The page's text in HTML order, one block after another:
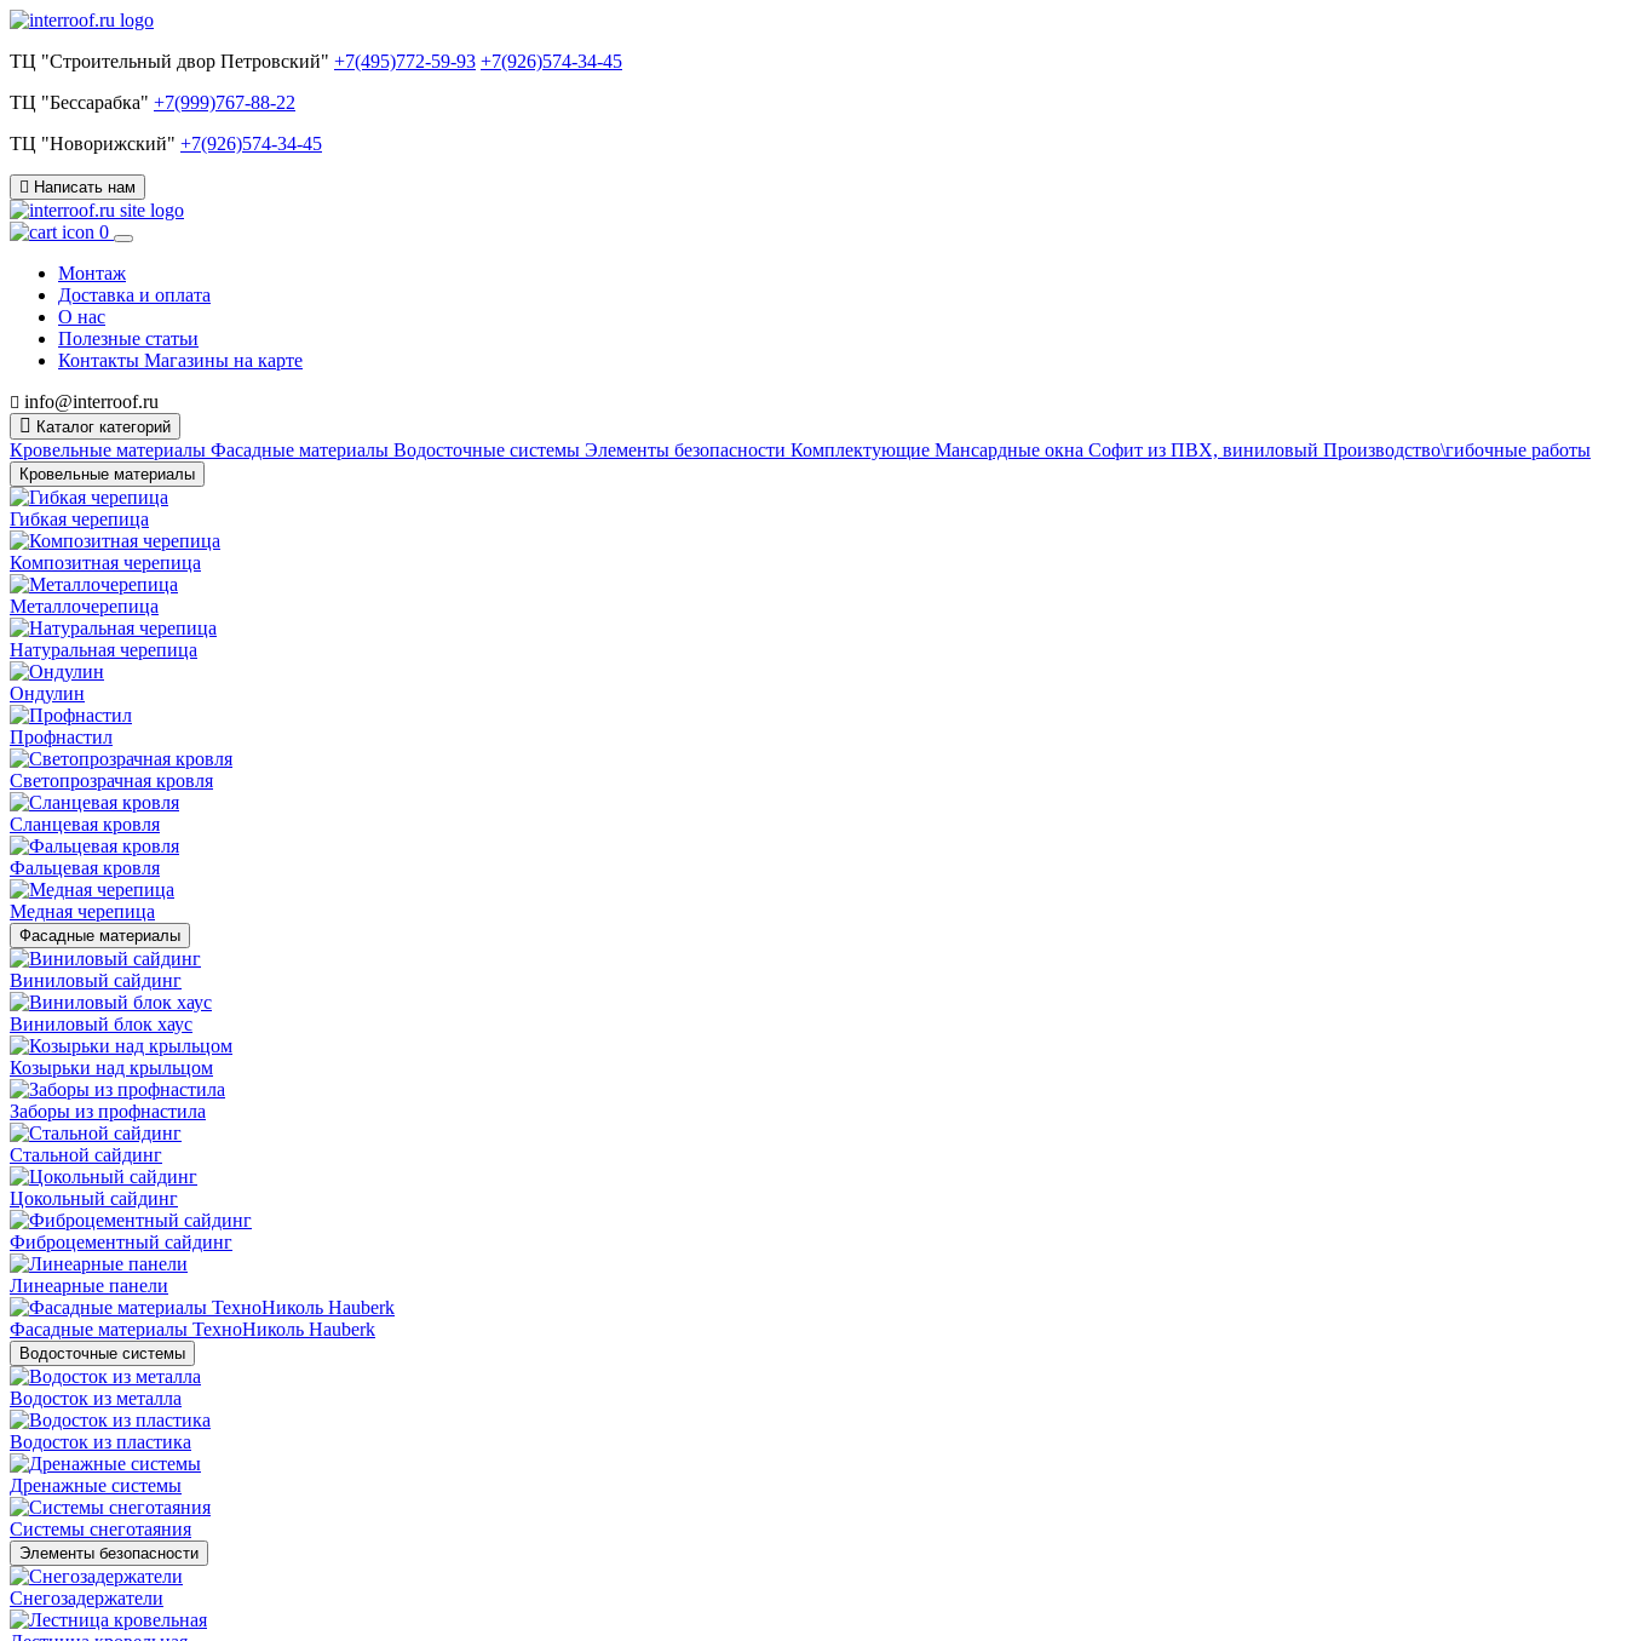
ТЦ "Строительный двор Петровский" +7(495)772-59-93 +7(926)574-34-45
ТЦ "Бессарабка" +7(999)767-88-22
ТЦ "Новорижский" +7(926)574-34-45
Написать нам
0
Монтаж
Доставка и оплата
О нас
Полезные статьи
Контакты Магазины на карте
info@interroof.ru
Каталог категорий
Кровельные материалы Фасадные материалы Водосточные системы Элементы безопасности Комплектующие Мансардные окна Софит из ПВХ, виниловый Производство\гибочные работы
Кровельные материалы
Гибкая черепица
Композитная черепица
Металлочерепица
Натуральная черепица
Ондулин
Профнастил
Светопрозрачная кровля
Сланцевая кровля
Фальцевая кровля
Медная черепица
Фасадные материалы
Виниловый сайдинг
Виниловый блок хаус
Козырьки над крыльцом
Заборы из профнастила
Стальной сайдинг
Цокольный сайдинг
Фиброцементный сайдинг
Линеарные панели
Фасадные материалы ТехноНиколь Hauberk
Водосточные системы
Водосток из металла
Водосток из пластика
Дренажные системы
Системы снеготаяния
Элементы безопасности
Снегозадержатели